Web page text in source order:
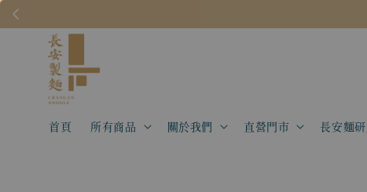
首頁 所有商品 關於我們 直營門市 長安麵